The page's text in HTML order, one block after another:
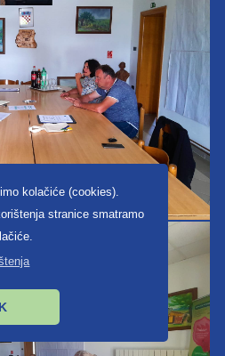
kolačiće (cookies).
stranice smatramo